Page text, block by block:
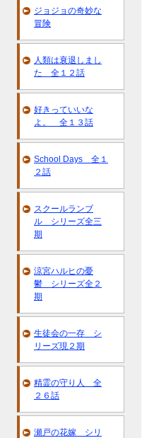
ジョジョの奇妙な
冒険
人類は衰退しまし
た 全１２話
好きっていいな
よ。 全１３話
School Days 全１
２話
スクールランブ
ル シリーズ全三
期
涼宮ハルヒの憂
鬱 シリーズ全２
期
生徒会の一存 シ
リーズ現２期
精霊の守り人 全
２６話
瀬戸の花嫁 シリ